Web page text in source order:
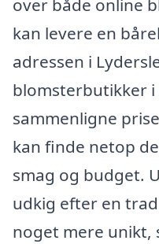
over både online
kan levere en
adressen i
blomsterbutikker
sammenligne
kan finde netop
smag og budget.
udkig efter en
noget mere unikt,